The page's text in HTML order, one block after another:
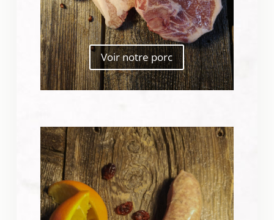
Voir notre porc